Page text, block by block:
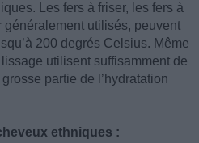
Les fers à friser, les fers à
généralement utilisés, peuvent
200 degrés Celsius. Même
utilisent suffisamment de
partie de l’hydratation
ethniques :